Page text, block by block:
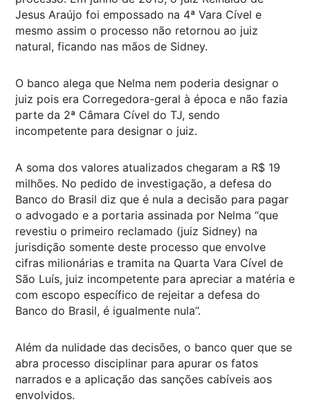
Jesus Araújo foi empossado na 4ª Vara Cível e
mesmo assim o processo não retornou ao juiz
natural, ficando nas mãos de Sidney.
O banco alega que Nelma nem poderia designar o
juiz pois era Corregedora-geral à época e não fazia
parte da 2ª Câmara Cível do TJ, sendo
incompetente para designar o juiz.
A soma dos valores atualizados chegaram a R$ 19
milhões. No pedido de investigação, a defesa do
Banco do Brasil diz que é nula a decisão para pagar
o advogado e a portaria assinada por Nelma “que
revestiu o primeiro reclamado (juiz Sidney) na
jurisdição somente deste processo que envolve
cifras milionárias e tramita na Quarta Vara Cível de
São Luís, juiz incompetente para apreciar a matéria e
com escopo específico de rejeitar a defesa do
Banco do Brasil, é igualmente nula”.
Além da nulidade das decisões, o banco quer que se
abra processo disciplinar para apurar os fatos
narrados e a aplicação das sanções cabíveis aos
envolvidos.